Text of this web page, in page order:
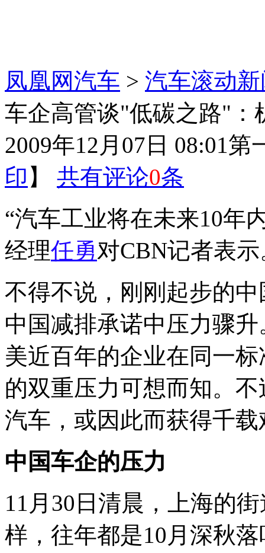
凤凰网汽车 > 汽车滚动
车企高管谈"低碳之路"：
2009年12月07日 08:01第
印 】 共有评论0条
“汽车工业将在未来10年
经理任勇对CBN记者表
不得不说，刚刚起步的
中国减排承诺中压力骤
美近百年的企业在同一
的双重压力可想而知。
汽车，或因此而获得千
中国车企的压力
11月30日清晨，上海的
样，往年都是10月深秋